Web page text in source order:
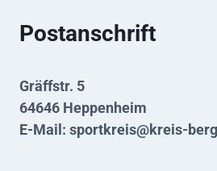
Postanschrift
Gräffstr. 5
64646 Heppenheim
E-Mail: sportkreis@kreis-